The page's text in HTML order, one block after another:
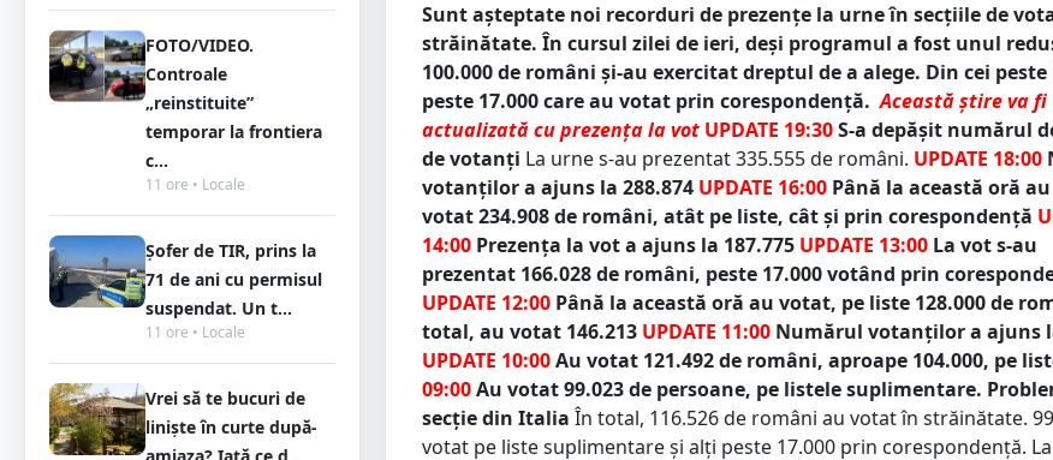
FOTO/VIDEO.
Controale
„reinstituite”
temporar la frontiera
c...
11 ore • Locale
Șofer de TIR, prins la
71 de ani cu permisul
suspendat. Un t...
11 ore • Locale
Vrei să te bucuri de
liniște în curte după-
Sunt așteptate noi recorduri de prezențe la urne în secțiile de
străinătate. În cursul zilei de ieri, deși programul a fost unul
100.000 de români și-au exercitat dreptul de a alege. Din cei peste
peste 17.000 care au votat prin corespondență. Această știre va fi
actualizată cu prezența la vot UPDATE 19:30S-a depășit numărul
de votanți La urne s-au prezentat 335.555 de români. UPDATE 18:00
votanților a ajuns la 288.874 UPDATE 16:00 Până la această oră au
votat 234.908 de români, atât pe liste, cât și prin corespondență
14:00 Prezența la vot a ajuns la 187.775 UPDATE 13:00 La vot s-au
prezentat 166.028 de români, peste 17.000 votând prin
UPDATE 12:00 Până la această oră au votat, pe liste 128.000 de
total, au votat 146.213 UPDATE 11:00 Numărul votanților a ajuns
UPDATE 10:00Au votat 121.492 de români, aproape 104.000, pe
09:00Au votat 99.023 de persoane, pe listele suplimentare.
secție din Italia În total, 116.526 de români au votat în străinătate.
votat pe liste suplimentare și alți peste 17.000 prin corespondență.